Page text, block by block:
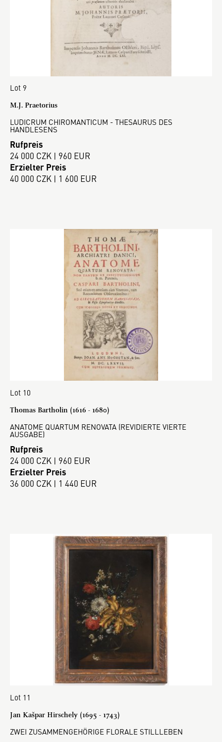
Lot 9
M.J. Praetorius
LUDICRUM CHIROMANTICUM - THESAURUS DES
HANDLESENS
Rufpreis
24 000 CZK | 960 EUR
Erzielter Preis
40 000 CZK | 1 600 EUR
Lot 10
Thomas Bartholin (1616 - 1680)
ANATOME QUARTUM RENOVATA (REVIDIERTE VIERTE
AUSGABE)
Rufpreis
24 000 CZK | 960 EUR
Erzielter Preis
36 000 CZK | 1 440 EUR
Lot 11
Jan Kašpar Hirschely (1695 - 1743)
ZWEI ZUSAMMENGEHÖRIGE FLORALE STILLLEBEN